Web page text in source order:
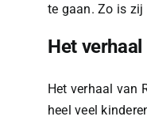
te gaan. Zo is zij
Het verhaal
Het verhaal van
heel veel